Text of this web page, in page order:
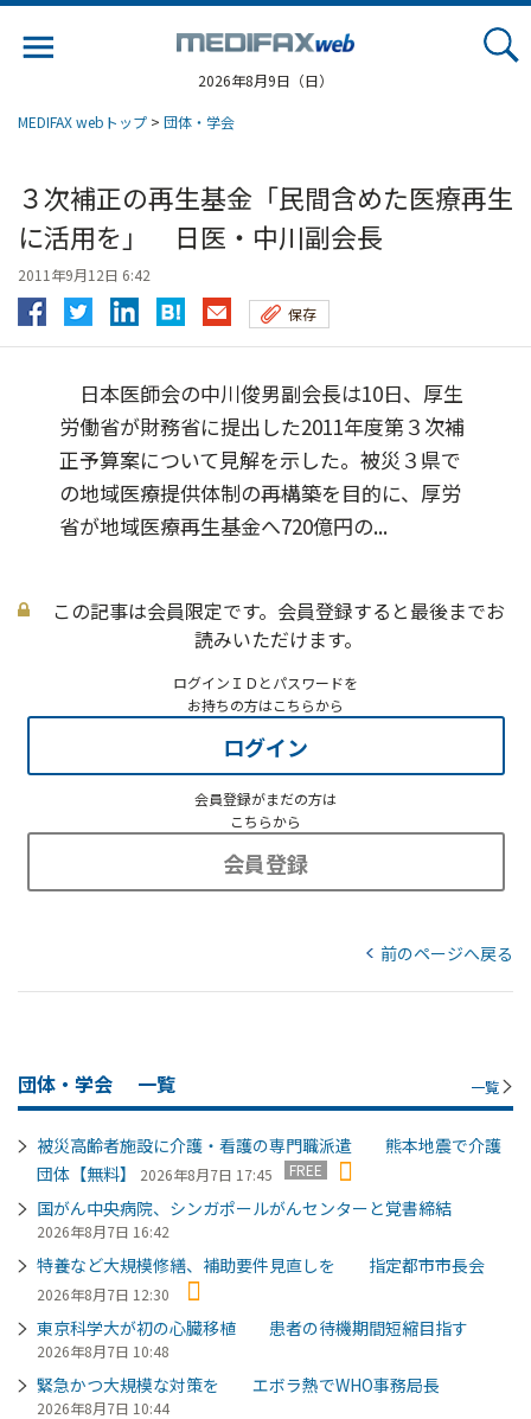
2026年8月9日（日）
MEDIFAX webトップ > 団体・学会
３次補正の再生基金「民間含めた医療再生
に活用を」 日医・中川副会長
2011年9月12日 6:42
保存
日本医師会の中川俊男副会長は10日、厚生
労働省が財務省に提出した2011年度第３次補
正予算案について見解を示した。被災３県で
の地域医療提供体制の再構築を目的に、厚労
省が地域医療再生基金へ720億円の...
この記事は会員限定です。会員登録すると最後までお
読みいただけます。
ログインＩＤとパスワードを
お持ちの方はこちらから
ログイン
会員登録がまだの方は
こちらから
会員登録
前のページへ戻る
団体・学会 一覧 一覧
被災高齢者施設に介護・看護の専門職派遣 熊本地震で介護
団体【無料】
2026年8月7日 17:45 FREE
国がん中央病院、シンガポールがんセンターと覚書締結
2026年8月7日 16:42
特養など大規模修繕、補助要件見直しを 指定都市市長会
2026年8月7日 12:30
東京科学大が初の心臓移植 患者の待機期間短縮目指す
2026年8月7日 10:48
緊急かつ大規模な対策を エボラ熱でWHO事務局長
2026年8月7日 10:44